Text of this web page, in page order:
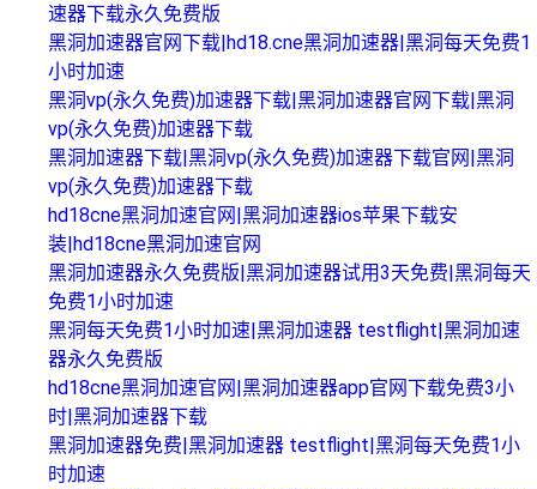
速器下载永久免费版
黑洞加速器官网下载|hd18.cne黑洞加速器|黑洞每天免费1
小时加速
黑洞vp(永久免费)加速器下载|黑洞加速器官网下载|黑洞
vp(永久免费)加速器下载
黑洞加速器下载|黑洞vp(永久免费)加速器下载官网|黑洞
vp(永久免费)加速器下载
hd18cne黑洞加速官网|黑洞加速器ios苹果下载安
装|hd18cne黑洞加速官网
黑洞加速器永久免费版|黑洞加速器试用3天免费|黑洞每天
免费1小时加速
黑洞每天免费1小时加速|黑洞加速器 testflight|黑洞加速
器永久免费版
hd18cne黑洞加速官网|黑洞加速器app官网下载免费3小
时|黑洞加速器下载
黑洞加速器免费|黑洞加速器 testflight|黑洞每天免费1小
时加速